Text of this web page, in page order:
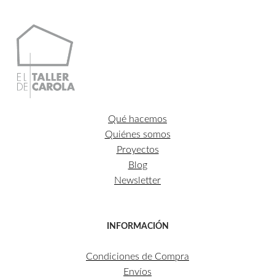
Qué hacemos
Quiénes somos
Proyectos
Blog
Newsletter
INFORMACIÓN
Condiciones de Compra
Envíos